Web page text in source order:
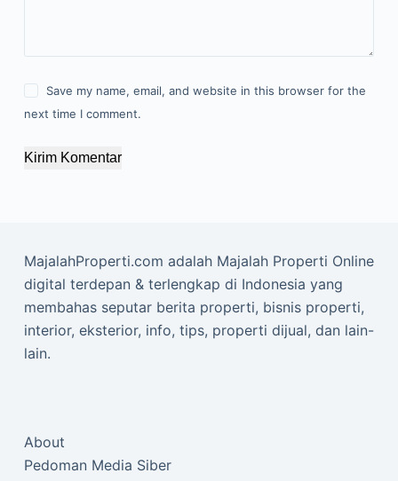
Save my name, email, and website in this browser for the
next time I comment.
Kirim Komentar
MajalahProperti.com adalah Majalah Properti Online
digital terdepan & terlengkap di Indonesia yang
membahas seputar berita properti, bisnis properti,
interior, eksterior, info, tips, properti dijual, dan lain-
lain.
About
Pedoman Media Siber